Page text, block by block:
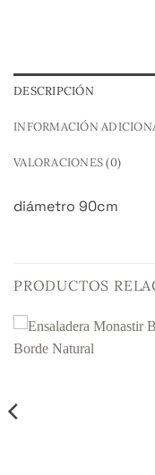
DESCRIPCIÓN
INFORMACIÓN
VALORACIONES (0)
diámetro 90cm
PRODUCTOS